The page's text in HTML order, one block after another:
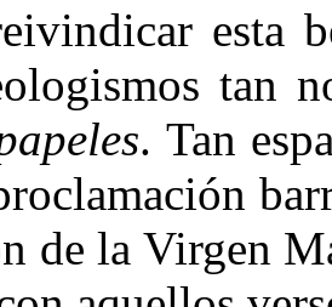
esta
tan
. Tan
de la Virgen